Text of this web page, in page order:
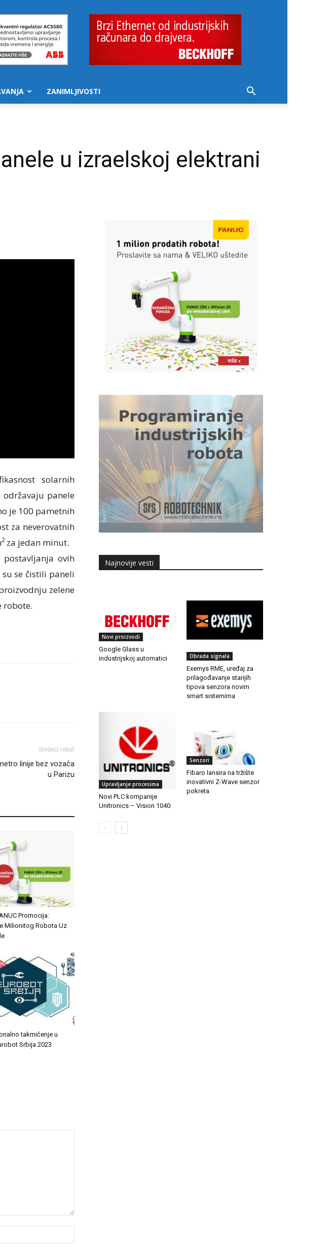
ZANIMLJIVOSTI
u izraelskoj elektrani
solarnih
panele
je 100 pametnih
za neverovatnih
2 za jedan minut.
ovih
se čistili paneli
zelene
robote.
Sledeći tekst
linije bez vozača
u Parizu
Promocija:
Milionitog Robota Uz
takmičenje u
Srbija 2023
Najnovije vesti
Novi proizvodi
Google Glass u
industrijskoj automatici
Obrada signala
Exemys RME, uređaj za
prilagođavanje starijih
tipova senzora novim
smart sistemima
Upravljanje procesima
Novi PLC kompanije
Unitronics – Vision 1040
Senzori
Fibaro lansira na tržište
inovativni Z-Wave senzor
pokreta